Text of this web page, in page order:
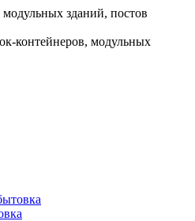
зданий, постов
контейнеров, модульных